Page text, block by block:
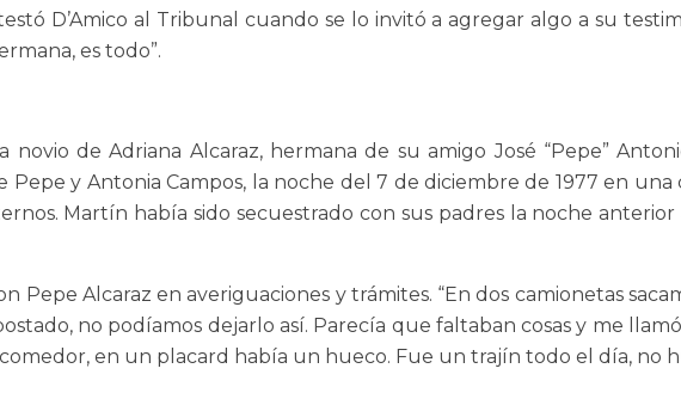
D’Amico al Tribunal cuando se lo invitó a agregar algo a su
es todo”.
novio de Adriana Alcaraz, hermana de su amigo José “Pepe”
Pepe y Antonia Campos, la noche del 7 de diciembre de 1977 en
Martín había sido secuestrado con sus padres la noche
Pepe Alcaraz en averiguaciones y trámites. “En dos camionetas
no podíamos dejarlo así. Parecía que faltaban cosas y me
en un placard había un hueco. Fue un trajín todo el día, no